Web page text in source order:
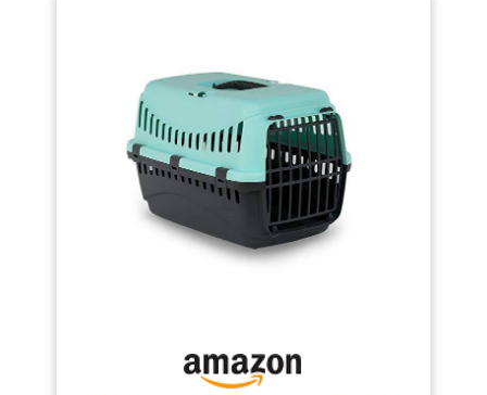
rembourrée et antidérapante réglable. Aéré et
lavable : ① Le sac de transport pour chien de
grande taille dispose d'une fenêtre en maille
respirante et anti-rayures sur les 4 côtés ; ② Tapis
lavable avec un panneau dur pour tenir debout à
l'intérieur ; ③ Les cages pour chien plus stables
ajoutent une feuille de plastique renforcée sur le
dessus et utilisent un matériau en acier plus solide
sur le cadre, ce qui peut empêcher la forme de
transport de voiture pour animaux de compagnie :
la boucle à l'arrière sécurise le sac à la ceinture de